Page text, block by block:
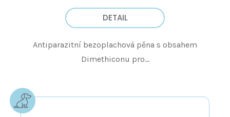
DETAIL
Antiparazitní bezoplachová pěna s obsahem
Dimethiconu pro...